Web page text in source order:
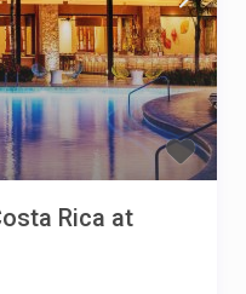
Rica at